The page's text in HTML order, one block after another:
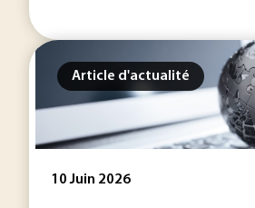
Article d'actualité
10 Juin 2026